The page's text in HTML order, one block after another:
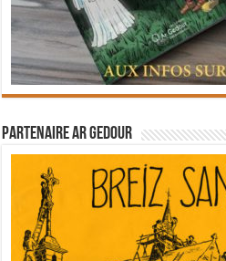
Partenaire Ar Gedour